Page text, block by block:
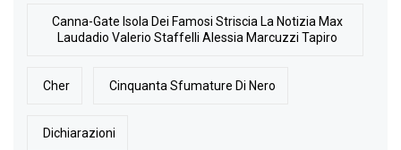
Canna-Gate Isola Dei Famosi Striscia La Notizia Max
Laudadio Valerio Staffelli Alessia Marcuzzi Tapiro
Cher Cinquanta Sfumature Di Nero
Dichiarazioni